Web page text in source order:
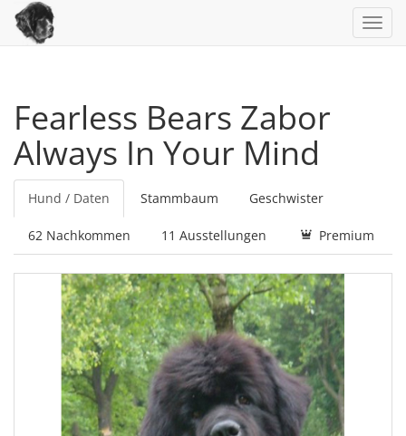
Fearless Bears Zabor
Always In Your Mind
Hund / Daten Stammbaum Geschwister
62 Nachkommen 11 Ausstellungen Premium